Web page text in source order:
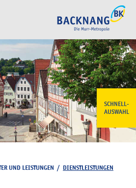
SCHNELL-
AUSWAHL
UND LEISTUNGEN / DIENSTLEISTUNGEN